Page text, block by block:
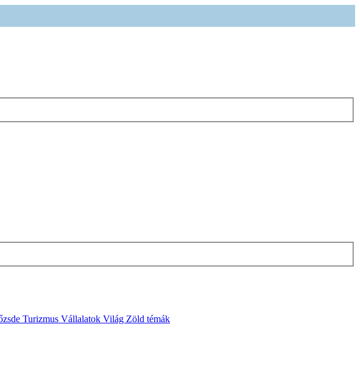
Turizmus Vállalatok Világ Zöld témák